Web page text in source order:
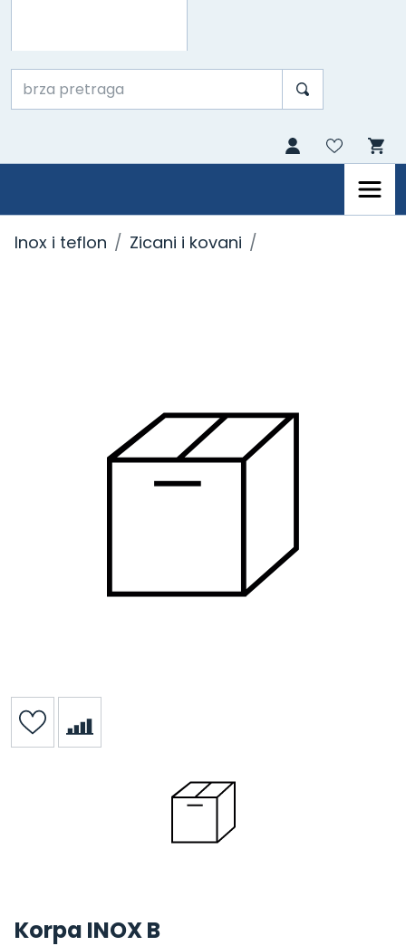
Inox i teflon Zicani i kovani
Korpa INOX B